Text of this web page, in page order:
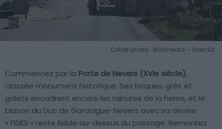
Crédit photo : Wikimédia – Gzen92
Commencez par la Porte de Nevers (XVIe siècle),
classée monument historique. Ses briques, grès et
galets encadrent encore les rainures de la herse, et le
blason du Duc de Gonzague-Nevers avec sa devise
« FIDES » reste lisible au-dessus du passage. Remontez